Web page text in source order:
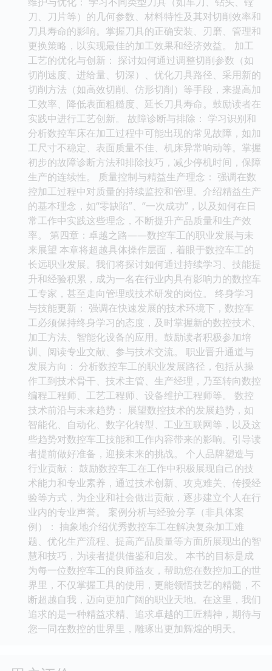
刀、刀片等）的几何参数、材料特性及其对切削效率和
刀具寿命的影响。掌握刀具的正确安装、刃磨、管理和
更换策略，以实现最佳的加工效果和经济效益。 加工
工艺的优化与创新： 探讨如何通过调整切削参数（如
切削速度、进给量、切深）、优化刀具路径、采用新的
切削方法（如高效切削、仿形切削）等手段，来提高加
工效率、降低表面粗糙度、延长刀具寿命。鼓励读者在
实践中进行工艺创新。 故障诊断与排除： 学习识别和
分析数控车床在加工过程中可能出现的常见故障，如加
工尺寸不稳定、表面质量不佳、机床异常响动等。掌握
初步的故障诊断方法和排除技巧，减少停机时间，保障
生产的连续性。 质量控制与精益生产理念： 强调在数
控加工过程中对质量的持续监控和管理。介绍精益生产
的基本理念，如“零缺陷”、“一次成功”，以及如何在日
常工作中实践这些理念，不断提升产品质量和生产效
率。 第四章：卓越之路——数控车工的职业发展与未
来展望 本章将超越具体操作层面，着眼于数控车工的
长远职业发展。我们将探讨如何通过持续学习、技能提
升和经验积累，成为一名在行业内具有影响力的数控车
工专家，甚至走向管理或技术研发的岗位。 终身学习
与技能更新： 强调在快速发展的技术环境下，数控车
工必须保持终身学习的态度，及时掌握新的数控技术、
加工方法、智能化设备的应用。鼓励读者积极参加培
训、阅读专业文献、参与技术交流。 职业晋升通道与
发展方向： 分析数控车工的职业发展路径，包括从操
作工到技术骨干、技术主管、生产经理，乃至转向数控
编程工程师、工艺工程师、设备维护工程师等。 数控
技术前沿与未来趋势： 展望数控技术的发展趋势，如
智能化、自动化、数字化转型、工业互联网等，以及这
些趋势对数控车工技能和工作内容带来的影响。引导读
者提前做好准备，迎接未来的挑战。 个人品牌塑造与
行业贡献： 鼓励数控车工在工作中积极展现自己的技
术能力和专业素养，通过技术创新、攻克难关、传授经
验等方式，为企业和社会做出贡献，逐步建立个人在行
业内的专业声誉。 案例分析与经验分享（非具体案
例）： 抽象地介绍优秀数控车工在解决复杂加工难
题、优化生产流程、提高产品质量等方面所展现出的智
慧和技巧，为读者提供借鉴和启发。 本书的目标是成
为每一位数控车工的良师益友，帮助您在数控加工的世
界里，不仅掌握工具的使用，更能领悟技艺的精髓，不
断超越自我，迈向更加广阔的职业天地。在这里，我们
追求的是一种精益求精、追求卓越的工匠精神，期待与
您一同在数控的世界里，雕琢出更加辉煌的明天。